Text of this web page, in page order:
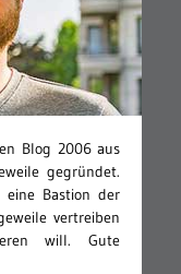
Blog 2006 aus
gegründet.
eine Bastion der
vertreiben
will. Gute